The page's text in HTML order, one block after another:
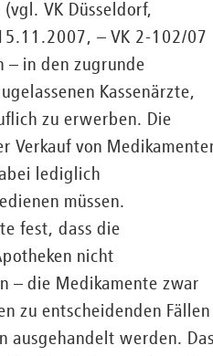
VK Düsseldorf,
– VK 2-102/07
– in den zugrunde
Kassenärzte,
zu erwerben. Die
Verkauf von
lediglich
müssen.
fest, dass die
nicht
– die Medikamente zwar
zu entscheidenden Fällen
ausgehandelt werden. Das